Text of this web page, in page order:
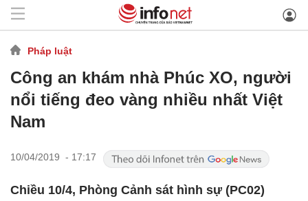
Pháp luật
Công an khám nhà Phúc XO, người
nổi tiếng đeo vàng nhiều nhất Việt
Nam
10/04/2019 - 17:17
Chiều 10/4, Phòng Cảnh sát hình sự (PC02)